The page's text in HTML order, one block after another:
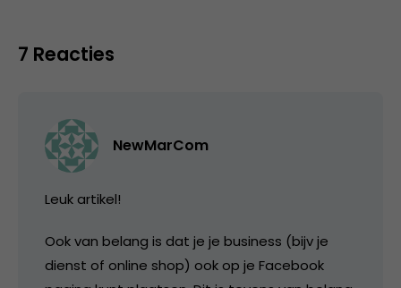
7 Reacties
NewMarCom
Leuk artikel!
Ook van belang is dat je je business (bijv je
dienst of online shop) ook op je Facebook